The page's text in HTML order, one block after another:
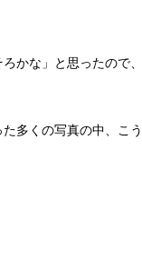
かな」と思ったので
多くの写真の中、こ